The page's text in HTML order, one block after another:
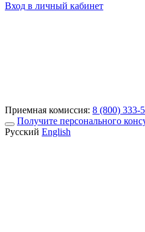
Вход в личный кабинет
Приемная комиссия: 8 (800) 333-
Получите персонального
Русский English